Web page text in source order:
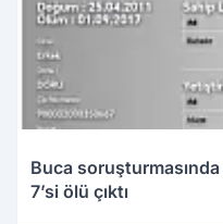
Buca
7’si ölü çıktı